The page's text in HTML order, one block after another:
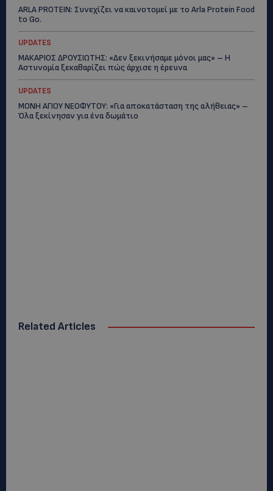
ARLA PROTEIN: Συνεχίζει να καινοτομεί με το Arla Protein Food
to Go.
UPDATES
ΜΑΚΑΡΙΟΣ ΔΡΟΥΣΙΩΤΗΣ: «Δεν ξεκινήσαμε μόνοι μας» – Η
Αστυνομία ξεκαθαρίζει πώς άρχισε η έρευνα
UPDATES
ΜΟΝΗ ΑΓΙΟΥ ΝΕΟΦΥΤΟΥ: «Για αποκατάσταση της αλήθειας» –
Όλα ξεκίνησαν για ένα δωμάτιο
Related Articles